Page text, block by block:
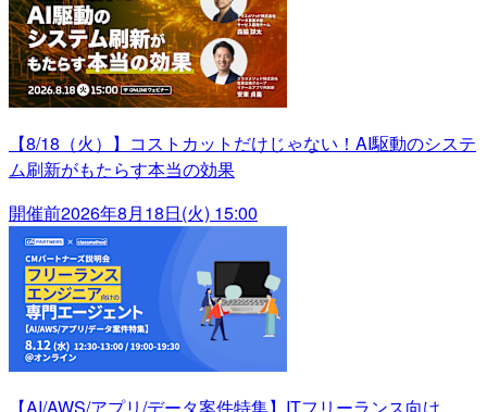
【8/18（火）】コストカットだけじゃない！AI駆動のシステ
ム刷新がもたらす本当の効果
開催前2026年8月18日(火) 15:00
【AI/AWS/アプリ/データ案件特集】ITフリーランス向け